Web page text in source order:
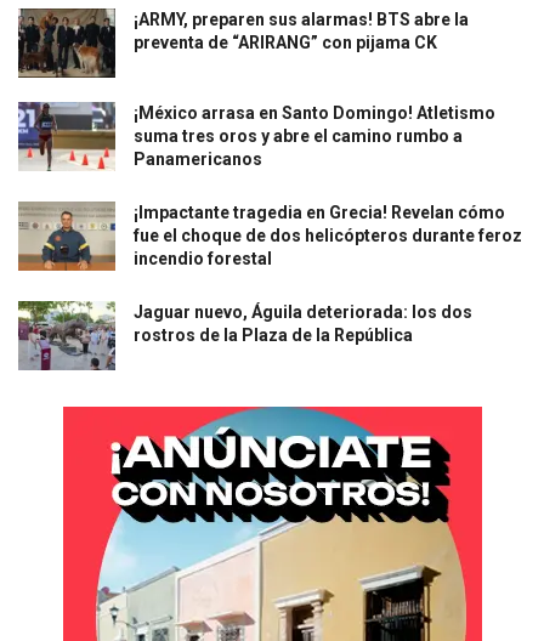
¡ARMY, preparen sus alarmas! BTS abre la
preventa de “ARIRANG” con pijama CK
¡México arrasa en Santo Domingo! Atletismo
suma tres oros y abre el camino rumbo a
Panamericanos
¡Impactante tragedia en Grecia! Revelan cómo
fue el choque de dos helicópteros durante feroz
incendio forestal
Jaguar nuevo, Águila deteriorada: los dos
rostros de la Plaza de la República